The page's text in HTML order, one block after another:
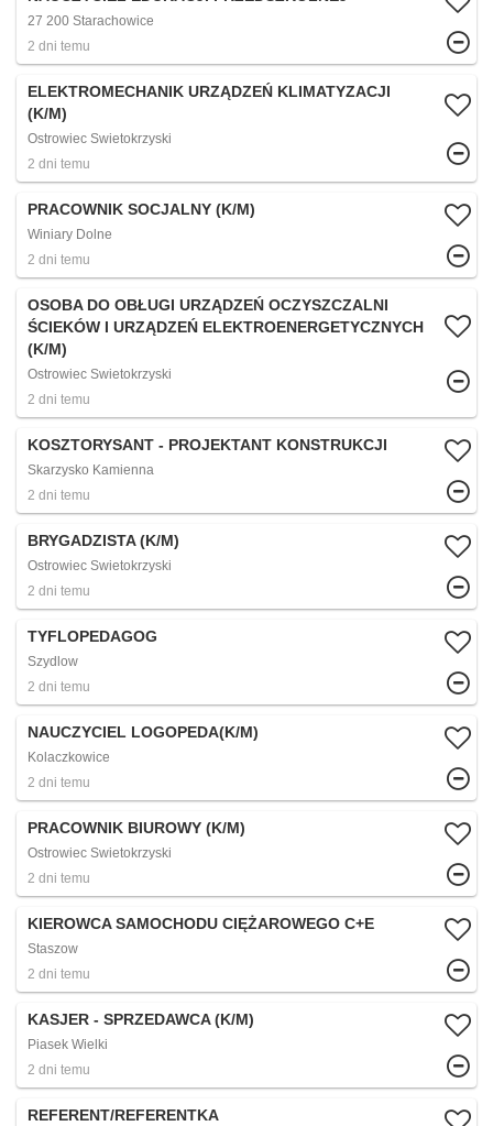
27 200 Starachowice
2 dni temu
ELEKTROMECHANIK URZĄDZEŃ KLIMATYZACJI
(K/M)
Ostrowiec Swietokrzyski
2 dni temu
PRACOWNIK SOCJALNY (K/M)
Winiary Dolne
2 dni temu
OSOBA DO OBŁUGI URZĄDZEŃ OCZYSZCZALNI
ŚCIEKÓW I URZĄDZEŃ ELEKTROENERGETYCZNYCH
(K/M)
Ostrowiec Swietokrzyski
2 dni temu
KOSZTORYSANT - PROJEKTANT KONSTRUKCJI
Skarzysko Kamienna
2 dni temu
BRYGADZISTA (K/M)
Ostrowiec Swietokrzyski
2 dni temu
TYFLOPEDAGOG
Szydlow
2 dni temu
NAUCZYCIEL LOGOPEDA(K/M)
Kolaczkowice
2 dni temu
PRACOWNIK BIUROWY (K/M)
Ostrowiec Swietokrzyski
2 dni temu
KIEROWCA SAMOCHODU CIĘŻAROWEGO C+E
Staszow
2 dni temu
KASJER - SPRZEDAWCA (K/M)
Piasek Wielki
2 dni temu
REFERENT/REFERENTKA